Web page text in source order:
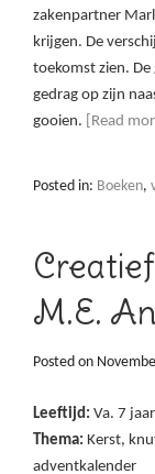
zakenpartner
krijgen. De
toekomst zien.
gedrag op zijn
gooien.
[Read
Posted in: Boeken,
M.E.
Posted on
Leeftijd: Va. 7 jaar
Thema: Kerst,
adventkalender